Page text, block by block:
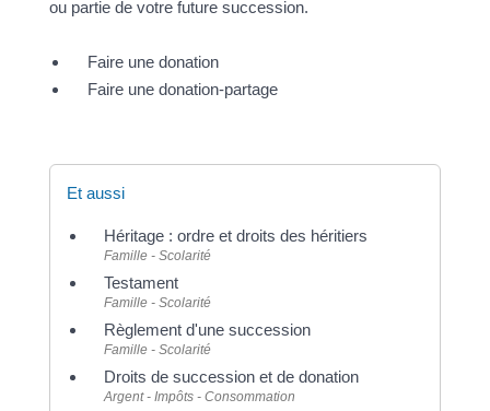
ou partie de votre future succession.
Faire une donation
Faire une donation-partage
Et aussi
Héritage : ordre et droits des héritiers
Famille - Scolarité
Testament
Famille - Scolarité
Règlement d'une succession
Famille - Scolarité
Droits de succession et de donation
Argent - Impôts - Consommation